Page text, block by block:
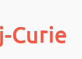
Curie